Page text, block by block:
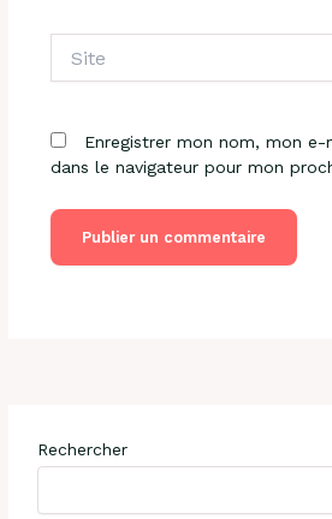
Enregistrer mon nom, mon
dans le navigateur pour mon
Rechercher